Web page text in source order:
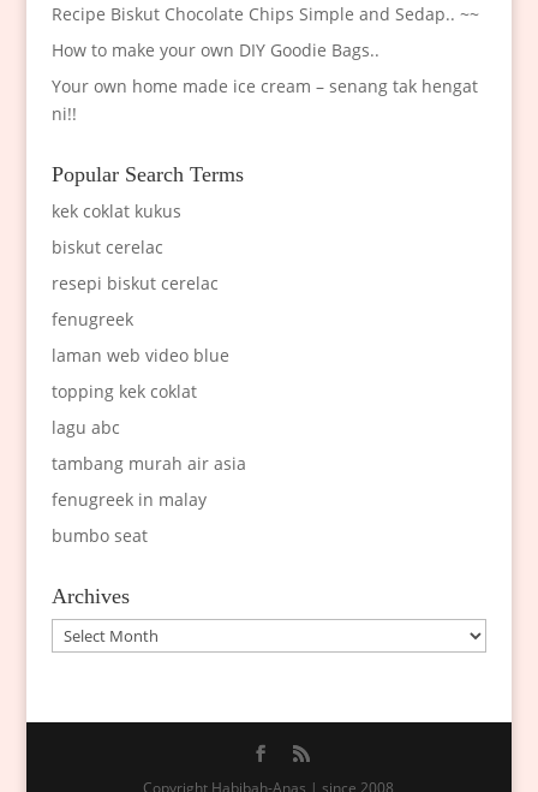
Recipe Biskut Chocolate Chips Simple and Sedap.. ~~
How to make your own DIY Goodie Bags..
Your own home made ice cream – senang tak hengat
ni!!
Popular Search Terms
kek coklat kukus
biskut cerelac
resepi biskut cerelac
fenugreek
laman web video blue
topping kek coklat
lagu abc
tambang murah air asia
fenugreek in malay
bumbo seat
Archives
Archives
Copyright Habibah-Anas | since 2008